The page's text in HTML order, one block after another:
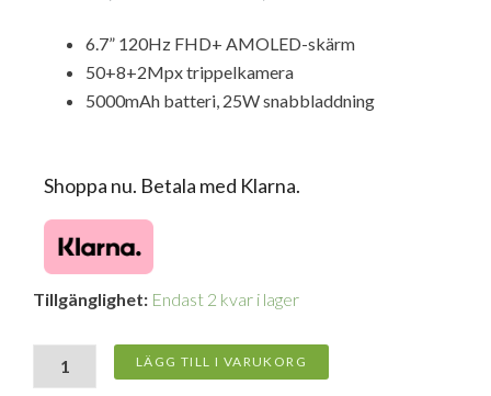
URSPRUNGLIGA
PRISET
VAR:
3.690,00KR.
PRISET
6.7” 120Hz FHD+ AMOLED-skärm
50+8+2Mpx trippelkamera
5000mAh batteri, 25W snabbladdning
Shoppa nu. Betala med Klarna.
Tillgänglighet: Endast 2 kvar i lager
Samsung
Galaxy
6/128GB
LÄGG TILL I VARUKORG